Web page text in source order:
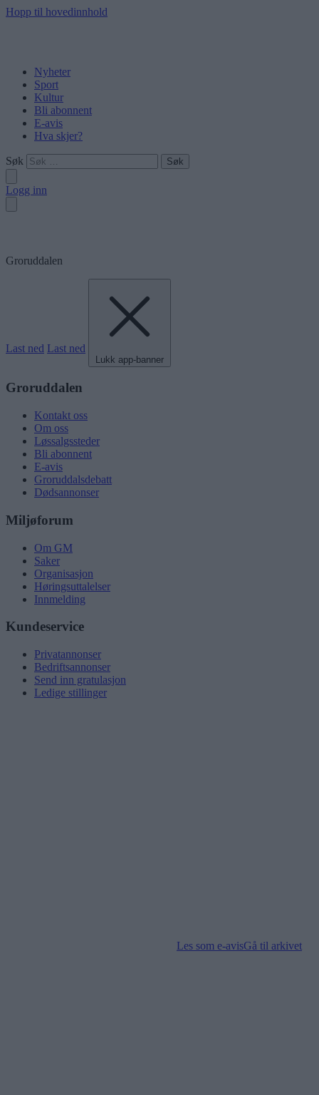
Hopp til hovedinnhold
Nyheter
Sport
Kultur
Bli abonnent
E-avis
Hva skjer?
Søk
Logg inn
Groruddalen
Last ned Last ned
Lukk app-banner
Groruddalen
Kontakt oss
Om oss
Løssalgssteder
Bli abonnent
E-avis
Groruddalsdebatt
Dødsannonser
Miljøforum
Om GM
Saker
Organisasjon
Høringsuttalelser
Innmelding
Kundeservice
Privatannonser
Bedriftsannonser
Send inn gratulasjon
Ledige stillinger
Les som e-avisGå til arkivet